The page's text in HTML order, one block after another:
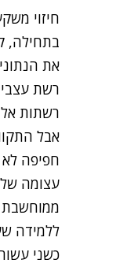
חיזוי
בתחילה,
את
רשת
רשתות
אבל
חפיפה לא
ממוחשבת
ללמידה